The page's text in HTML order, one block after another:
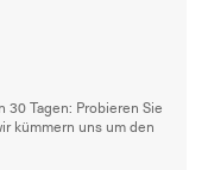
Tagen: Probieren Sie
kümmern uns um den